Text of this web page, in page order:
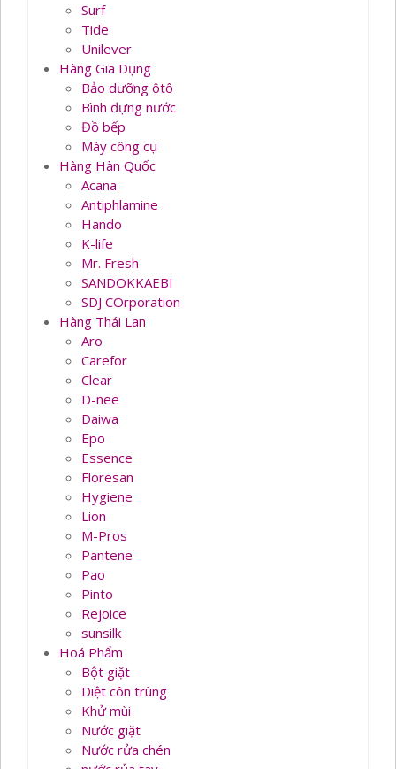
Surf
Tide
Unilever
Hàng Gia Dụng
Bảo dưỡng ôtô
Bình đựng nước
Đồ bếp
Máy công cụ
Hàng Hàn Quốc
Acana
Antiphlamine
Hando
K-life
Mr. Fresh
SANDOKKAEBI
SDJ COrporation
Hàng Thái Lan
Aro
Carefor
Clear
D-nee
Daiwa
Epo
Essence
Floresan
Hygiene
Lion
M-Pros
Pantene
Pao
Pinto
Rejoice
sunsilk
Hoá Phẩm
Bột giặt
Diệt côn trùng
Khử mùi
Nước giặt
Nước rửa chén